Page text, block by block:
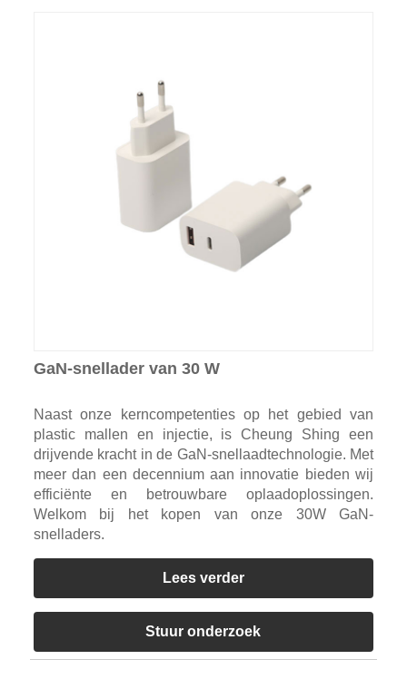
GaN-snellader van 30 W
Naast onze kerncompetenties op het gebied van
plastic mallen en injectie, is Cheung Shing een
drijvende kracht in de GaN-snellaadtechnologie. Met
meer dan een decennium aan innovatie bieden wij
efficiënte en betrouwbare oplaadoplossingen.
Welkom bij het kopen van onze 30W GaN-
snelladers.
Lees verder
Stuur onderzoek